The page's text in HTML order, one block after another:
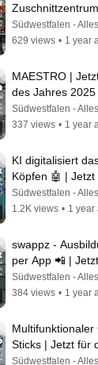
Kracher des
abstimmen!
Südwestfalen -
629 views • 1 year
MAESTRO |
des Jahres
Südwestfalen -
337 views • 1 year
KI digitalisiert
Köpfen 🤖 |
des Jahres 2025
Südwestfalen -
1.2K views • 1 year
swappz -
per App 📲 |
des Jahres 2025
Südwestfalen -
384 views • 1 year
Multifunktionaler
Sticks | Jetzt für
Jahres 2025
Südwestfalen -